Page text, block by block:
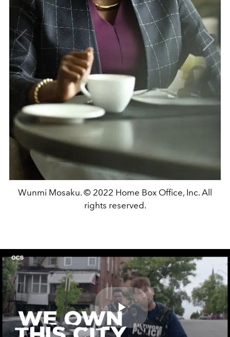
Wunmi Mosaku. © 2022 Home Box Office, Inc. All
rights reserved.
Play